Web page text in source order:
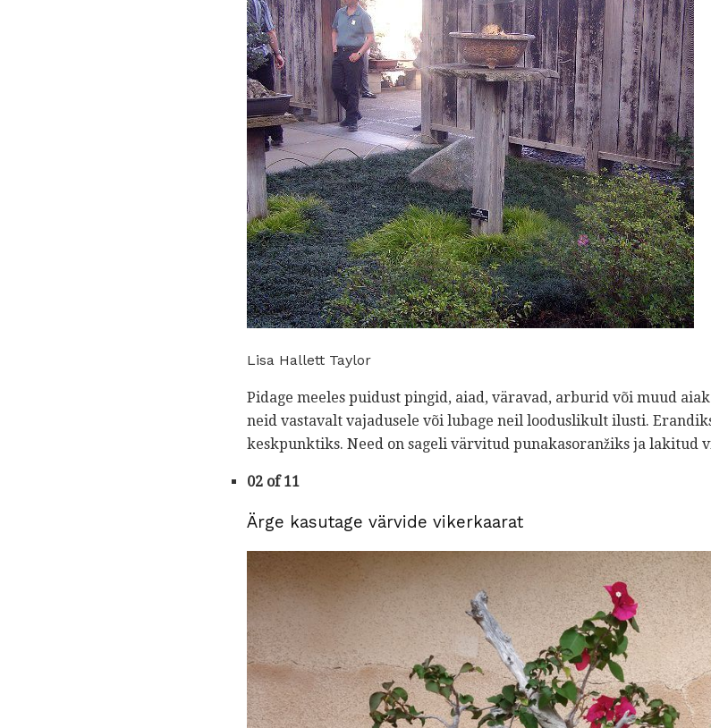
Lisa Hallett Taylor
Pidage meeles puidust pingid, aiad, väravad, arburid või muud
neid vastavalt vajadusele või lubage neil looduslikult ilusti.
keskpunktiks. Need on sageli värvitud punakasoranžiks ja lakitud
02 of 11
Ärge kasutage värvide vikerkaarat